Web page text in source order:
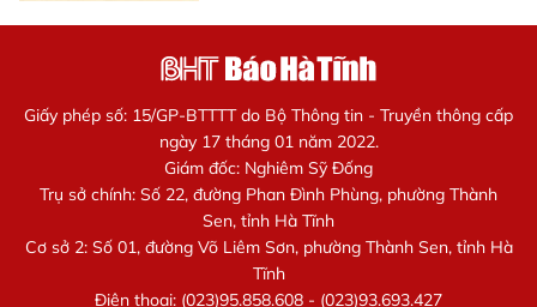
Giấy phép số: 15/GP-BTTTT do Bộ Thông tin - Truyền thông cấp
ngày 17 tháng 01 năm 2022.
Giám đốc: Nghiêm Sỹ Đống
Trụ sở chính: Số 22, đường Phan Đình Phùng, phường Thành
Sen, tỉnh Hà Tĩnh
Cơ sở 2: Số 01, đường Võ Liêm Sơn, phường Thành Sen, tỉnh Hà
Tĩnh
Điện thoại: (023)95.858.608 - (023)93.693.427